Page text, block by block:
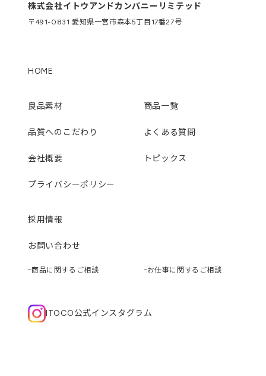
株式会社イトウアンドカンパニーリミテッド
〒491-0831 愛知県一宮市森本5丁目17番27号
HOME
良品素材 商品一覧
品質へのこだわり よくある質問
会社概要 トピックス
プライバシーポリシー
採用情報
お問い合わせ
商品に関するご相談 お仕事に関するご相談
ITOCO公式インスタグラム